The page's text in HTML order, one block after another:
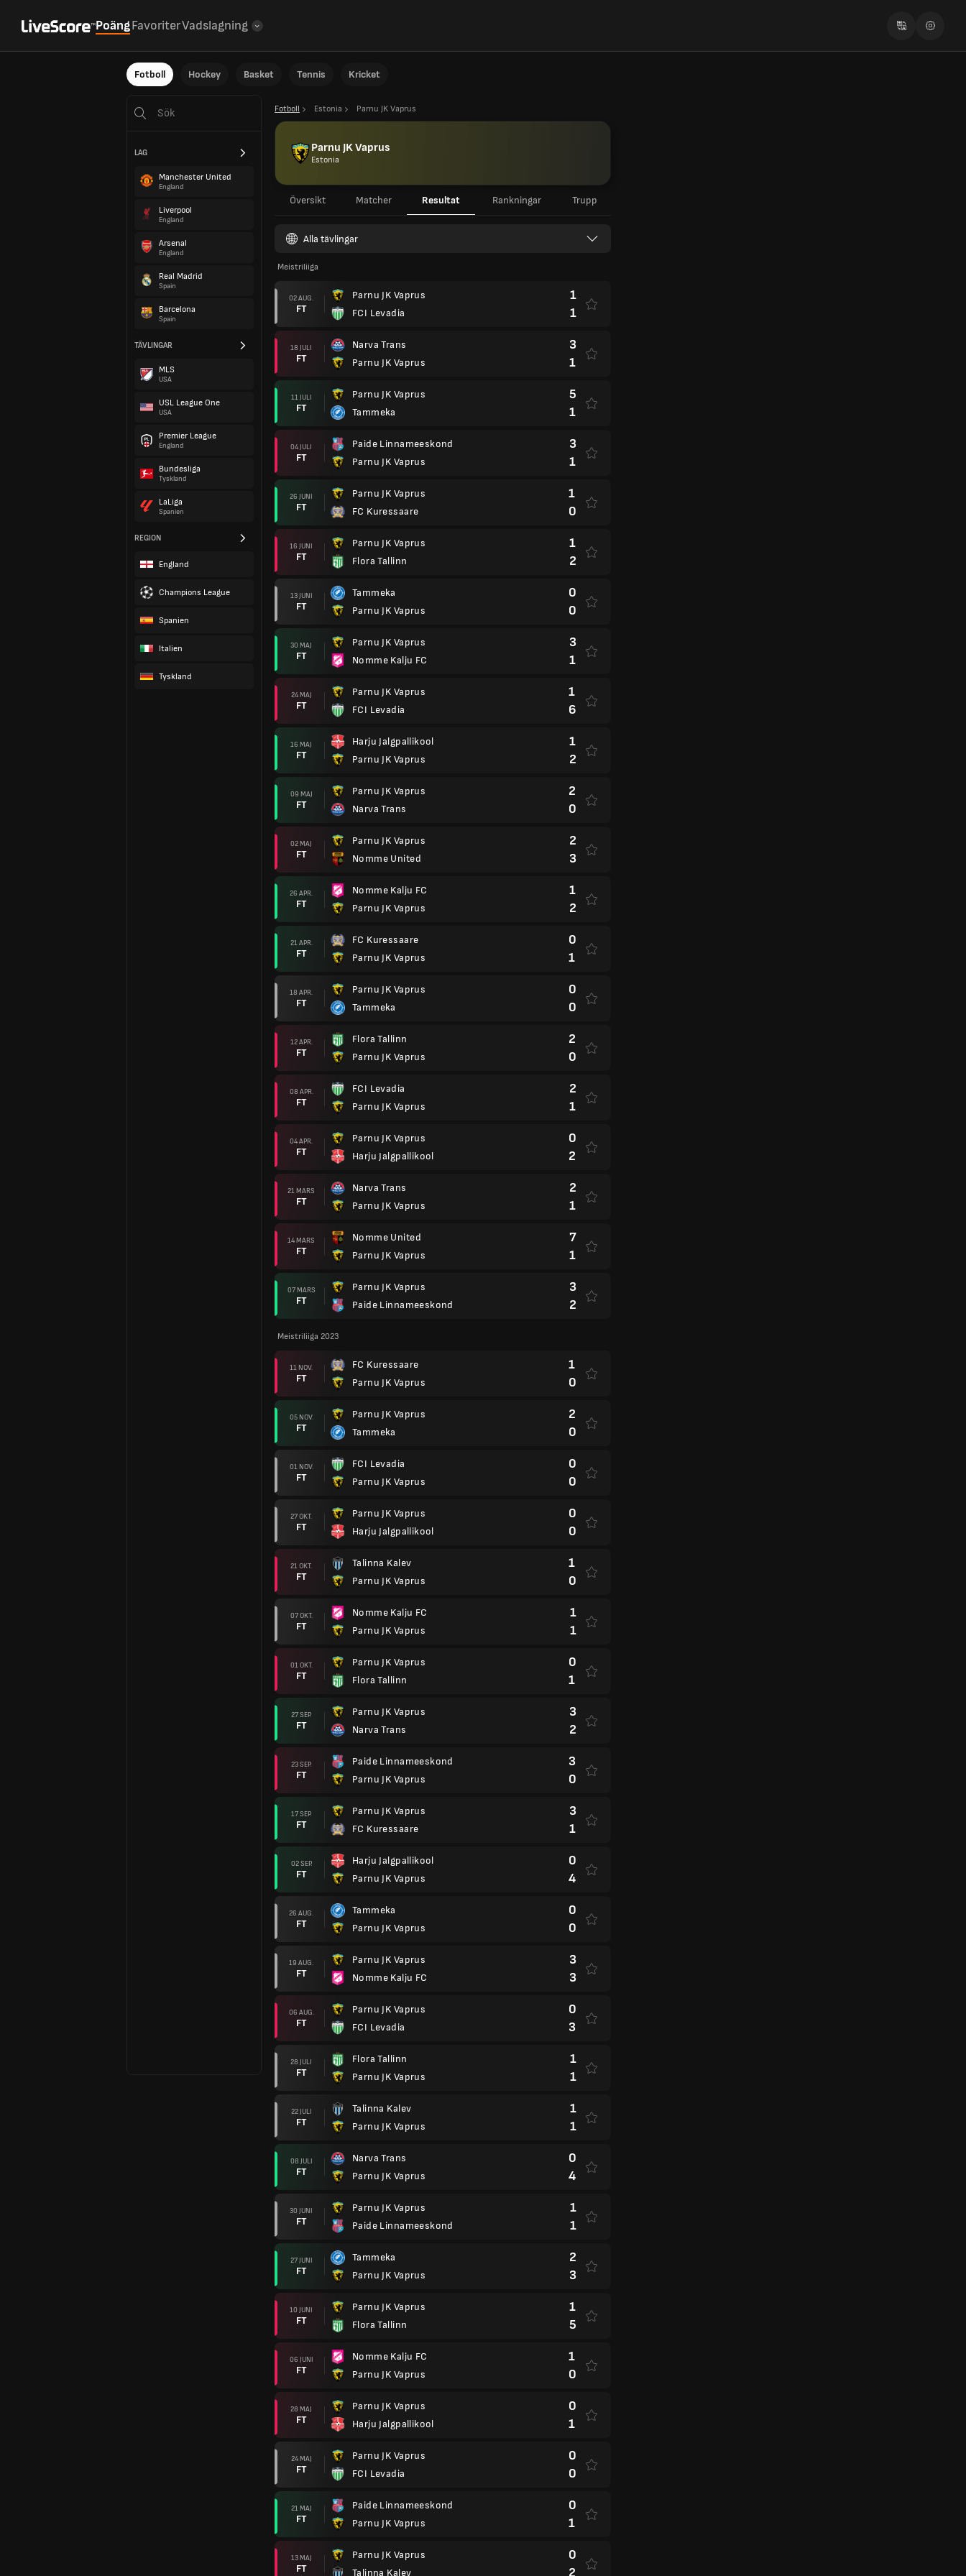
PoängFavoriterVadslagning
Fotboll Hockey Basket Tennis Kricket
LAG
Manchester United
England
Liverpool
England
Arsenal
England
Real Madrid
Spain
Barcelona
Spain
TÄVLINGAR
MLS
USA
USL League One
USA
Premier League
England
Bundesliga
Tyskland
LaLiga
Spanien
REGION
England
Champions League
Spanien
Italien
Tyskland
Fotboll Estonia Parnu JK Vaprus
Parnu JK Vaprus
Estonia
Översikt Matcher Resultat Rankningar Trupp
Alla tävlingar
Meistriliiga
02 AUG.
FT
Parnu JK Vaprus
FCI Levadia
1
1
18 JULI
FT
Narva Trans
Parnu JK Vaprus
3
1
11 JULI
FT
Parnu JK Vaprus
Tammeka
5
1
04 JULI
FT
Paide Linnameeskond
Parnu JK Vaprus
3
1
26 JUNI
FT
Parnu JK Vaprus
FC Kuressaare
1
0
16 JUNI
FT
Parnu JK Vaprus
Flora Tallinn
1
2
13 JUNI
FT
Tammeka
Parnu JK Vaprus
0
0
30 MAJ
FT
Parnu JK Vaprus
Nomme Kalju FC
3
1
24 MAJ
FT
Parnu JK Vaprus
FCI Levadia
1
6
16 MAJ
FT
Harju Jalgpallikool
Parnu JK Vaprus
1
2
09 MAJ
FT
Parnu JK Vaprus
Narva Trans
2
0
02 MAJ
FT
Parnu JK Vaprus
Nomme United
2
3
26 APR.
FT
Nomme Kalju FC
Parnu JK Vaprus
1
2
21 APR.
FT
FC Kuressaare
Parnu JK Vaprus
0
1
18 APR.
FT
Parnu JK Vaprus
Tammeka
0
0
12 APR.
FT
Flora Tallinn
Parnu JK Vaprus
2
0
08 APR.
FT
FCI Levadia
Parnu JK Vaprus
2
1
04 APR.
FT
Parnu JK Vaprus
Harju Jalgpallikool
0
2
21 MARS
FT
Narva Trans
Parnu JK Vaprus
2
1
14 MARS
FT
Nomme United
Parnu JK Vaprus
7
1
07 MARS
FT
Parnu JK Vaprus
Paide Linnameeskond
3
2
Meistriliiga 2023
11 NOV.
FT
FC Kuressaare
Parnu JK Vaprus
1
0
05 NOV.
FT
Parnu JK Vaprus
Tammeka
2
0
01 NOV.
FT
FCI Levadia
Parnu JK Vaprus
0
0
27 OKT.
FT
Parnu JK Vaprus
Harju Jalgpallikool
0
0
21 OKT.
FT
Talinna Kalev
Parnu JK Vaprus
1
0
07 OKT.
FT
Nomme Kalju FC
Parnu JK Vaprus
1
1
01 OKT.
FT
Parnu JK Vaprus
Flora Tallinn
0
1
27 SEP.
FT
Parnu JK Vaprus
Narva Trans
3
2
23 SEP.
FT
Paide Linnameeskond
Parnu JK Vaprus
3
0
17 SEP.
FT
Parnu JK Vaprus
FC Kuressaare
3
1
02 SEP.
FT
Harju Jalgpallikool
Parnu JK Vaprus
0
4
26 AUG.
FT
Tammeka
Parnu JK Vaprus
0
0
19 AUG.
FT
Parnu JK Vaprus
Nomme Kalju FC
3
3
06 AUG.
FT
Parnu JK Vaprus
FCI Levadia
0
3
28 JULI
FT
Flora Tallinn
Parnu JK Vaprus
1
1
22 JULI
FT
Talinna Kalev
Parnu JK Vaprus
1
1
08 JULI
FT
Narva Trans
Parnu JK Vaprus
0
4
30 JUNI
FT
Parnu JK Vaprus
Paide Linnameeskond
1
1
27 JUNI
FT
Tammeka
Parnu JK Vaprus
2
3
10 JUNI
FT
Parnu JK Vaprus
Flora Tallinn
1
5
06 JUNI
FT
Nomme Kalju FC
Parnu JK Vaprus
1
0
28 MAJ
FT
Parnu JK Vaprus
Harju Jalgpallikool
0
1
24 MAJ
FT
Parnu JK Vaprus
FCI Levadia
0
0
21 MAJ
FT
Paide Linnameeskond
Parnu JK Vaprus
0
1
13 MAJ
FT
Parnu JK Vaprus
Talinna Kalev
0
2